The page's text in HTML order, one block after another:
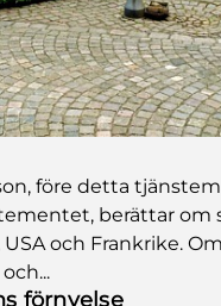
före detta
berättar om
och Frankrike.
förnyelse